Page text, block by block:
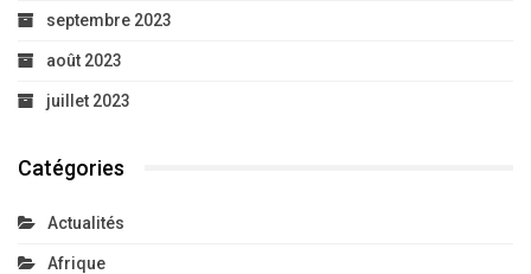
septembre 2023
août 2023
juillet 2023
Catégories
Actualités
Afrique